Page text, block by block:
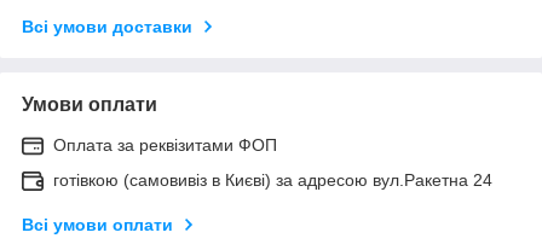
Всі умови доставки
Умови оплати
Оплата за реквізитами ФОП
готівкою (самовивіз в Києві) за адресою вул.Ракетна 24
Всі умови оплати